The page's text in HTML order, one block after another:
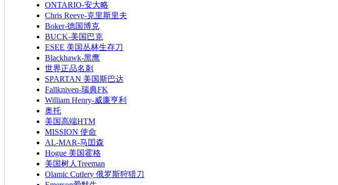
ONTARIO-安大略
Chris Reeve-克里斯里夫
Boker-德国博克
BUCK-美国巴克
ESEE 美国丛林生存刀
Blackhawk-黑鹰
世界正品名刺
SPARTAN 美国斯巴达
Fallkniven-瑞典FK
William Henry-威廉亨利
奥托
美国高端HTM
MISSION 使命
AL-MAR-马囯森
Hogue 美国霍格
美国树人Treeman
Olamic Cutlery 俄罗斯狩猎刀